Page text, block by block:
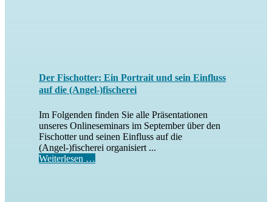
Der Fischotter: Ein Portrait und sein Einfluss
auf die (Angel-)fischerei
Im Folgenden finden Sie alle Präsentationen
unseres Onlineseminars im September über den
Fischotter und seinen Einfluss auf die
(Angel-)fischerei organisiert ...
Weiterlesen …